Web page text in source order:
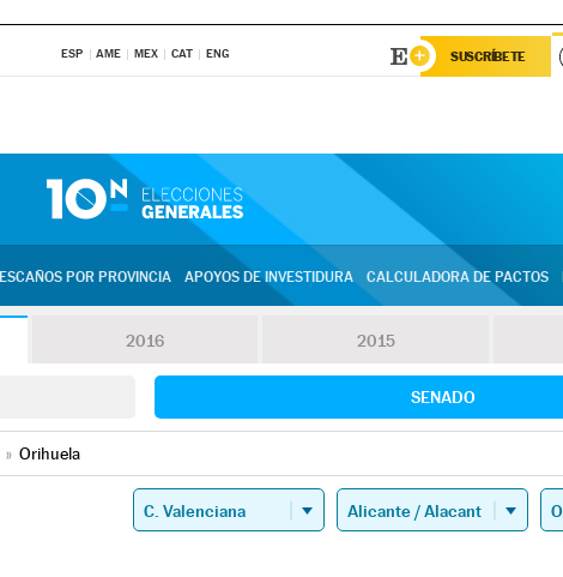
ESP AME MEX CAT ENG SUSCRÍBETE
ESCAÑOS POR PROVINCIA APOYOS DE INVESTIDURA CALCULADORA DE PACTOS
2016 2015
SENADO
» Orihuela